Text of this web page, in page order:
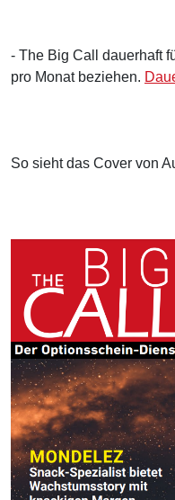
- The Big Call dauerhaft
pro Monat beziehen.
So sieht das Cover von